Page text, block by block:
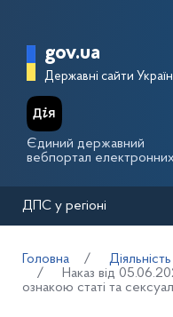
Головна
gov.ua
Державні сайти
Єдиний державний
вебпортал
ДПС у регіоні
Головна Діяльність
Наказ від
ознакою статі та